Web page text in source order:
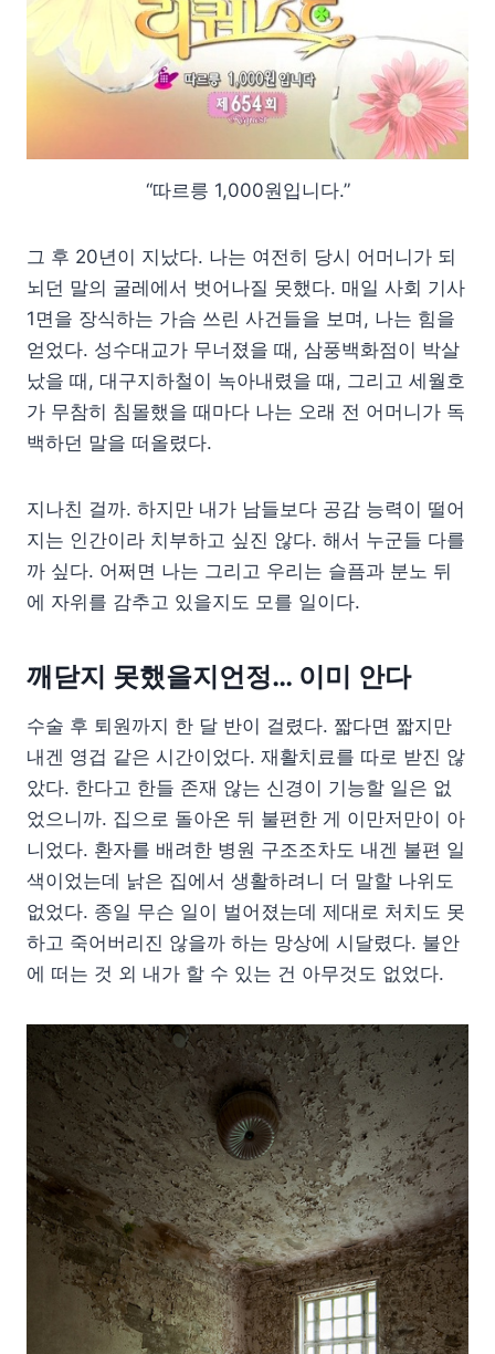
“따르릉 1,000원입니다.”
그 후 20년이 지났다. 나는 여전히 당시 어머니가 되
뇌던 말의 굴레에서 벗어나질 못했다. 매일 사회 기사
1면을 장식하는 가슴 쓰린 사건들을 보며, 나는 힘을
얻었다. 성수대교가 무너졌을 때, 삼풍백화점이 박살
났을 때, 대구지하철이 녹아내렸을 때, 그리고 세월호
가 무참히 침몰했을 때마다 나는 오래 전 어머니가 독
백하던 말을 떠올렸다.
지나친 걸까. 하지만 내가 남들보다 공감 능력이 떨어
지는 인간이라 치부하고 싶진 않다. 해서 누군들 다를
까 싶다. 어쩌면 나는 그리고 우리는 슬픔과 분노 뒤
에 자위를 감추고 있을지도 모를 일이다.
깨닫지 못했을지언정… 이미 안다
수술 후 퇴원까지 한 달 반이 걸렸다. 짧다면 짧지만
내겐 영겁 같은 시간이었다. 재활치료를 따로 받진 않
았다. 한다고 한들 존재 않는 신경이 기능할 일은 없
었으니까. 집으로 돌아온 뒤 불편한 게 이만저만이 아
니었다. 환자를 배려한 병원 구조조차도 내겐 불편 일
색이었는데 낡은 집에서 생활하려니 더 말할 나위도
없었다. 종일 무슨 일이 벌어졌는데 제대로 처치도 못
하고 죽어버리진 않을까 하는 망상에 시달렸다. 불안
에 떠는 것 외 내가 할 수 있는 건 아무것도 없었다.